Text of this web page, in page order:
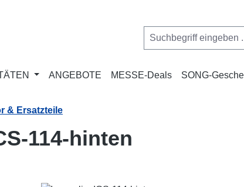
ANGEBOTE MESSE-Deals SONG-
& Ersatzteile
114-hinten